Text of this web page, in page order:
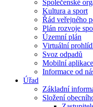
Společenské
Kultura a sport
Řád veřejného
Plán rozvoje
Územní plán
Virtuální
Svoz odpadů
Mobilní aplikace
Informace od
Úřad
Základní
Složení